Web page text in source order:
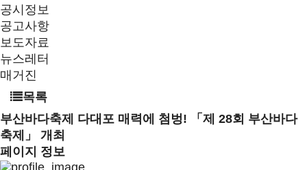
공시정보
공고사항
보도자료
뉴스레터
매거진
목록
부산바다축제
다대포 매력에 첨벙! 「제 28회 부산바다
축제」 개최
페이지 정보